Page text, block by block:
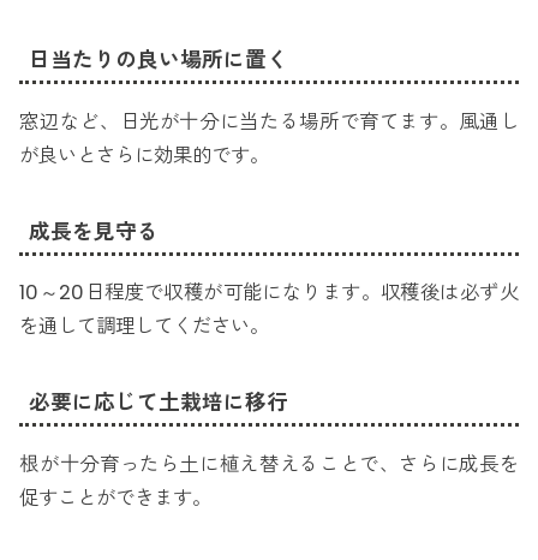
日当たりの良い場所に置く
窓辺など、日光が十分に当たる場所で育てます。風通し
が良いとさらに効果的です。
成長を見守る
10～20日程度で収穫が可能になります。収穫後は必ず火
を通して調理してください。
必要に応じて土栽培に移行
根が十分育ったら土に植え替えることで、さらに成長を
促すことができます。